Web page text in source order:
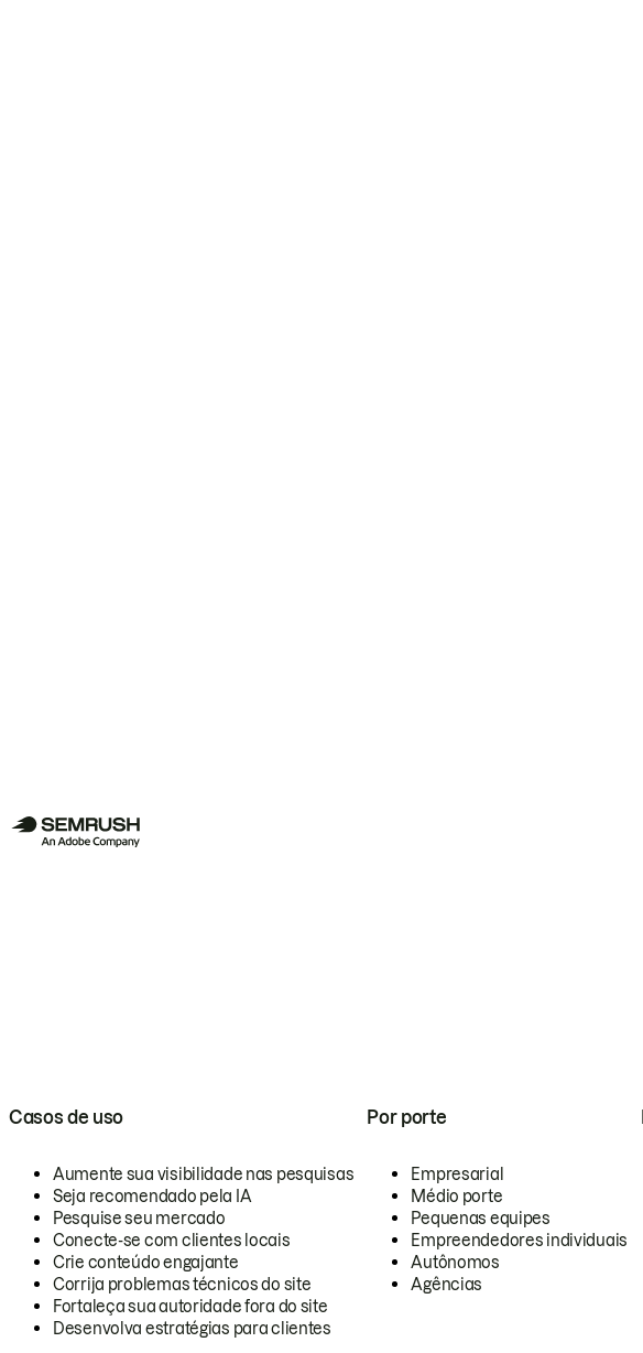
Casos de uso
Aumente sua visibilidade nas pesquisas
Seja recomendado pela IA
Pesquise seu mercado
Conecte-se com clientes locais
Crie conteúdo engajante
Corrija problemas técnicos do site
Fortaleça sua autoridade fora do site
Desenvolva estratégias para clientes
Por porte
Empresarial
Médio porte
Pequenas equipes
Empreendedores individuais
Autônomos
Agências